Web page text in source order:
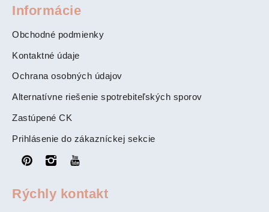
Informácie
Obchodné podmienky
Kontaktné údaje
Ochrana osobných údajov
Alternatívne riešenie spotrebiteľských sporov
Zastúpené CK
Prihlásenie do zákazníckej sekcie
Rýchly kontakt